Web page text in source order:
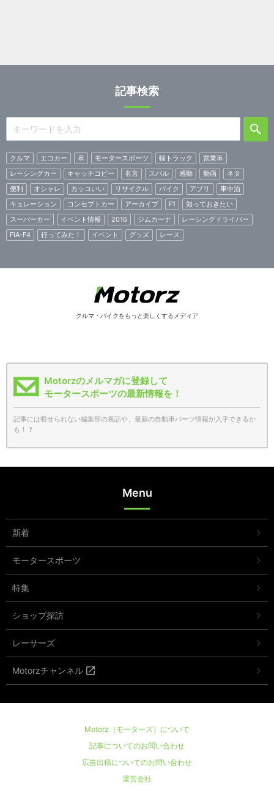
記事検索
クルマ エコカー 車 モータースポーツ 軽トラック
営業車
レーシングカー
キャッチコピー 名言 スバル 感動 動画
ネタ
便利
オシャレ カッコいい リサイクル バイク アプリ
車中泊
キュレーション
コンセプトカー アーカイブ F1
知っておきたい
スーパーカー
イベント情報 2016 ジムカーナ
レーシングドライバー
FIA-F4
行ってみた！ イベント グッズ レース
クルマ・バイクをもっと楽しくするメディア
Motorzのメルマガに登録して
モータースポーツの最新情報を！
記事には載せられない編集部の裏話や、最新の自動車パーツ情報が入手できるか
も！？
Menu
新着
モータースポーツ
特集
ショップ探訪
レーサーズ
Motorzチャンネル
Motorz（モーターズ）について
記事についてのお問い合わせ
広告出稿についてのお問い合わせ
運営会社